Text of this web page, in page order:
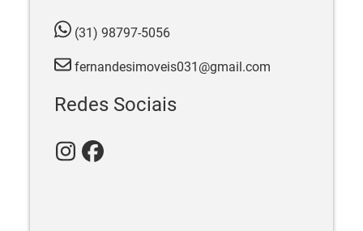
(31) 98797-5056
fernandesimoveis031@gmail.com
Redes Sociais